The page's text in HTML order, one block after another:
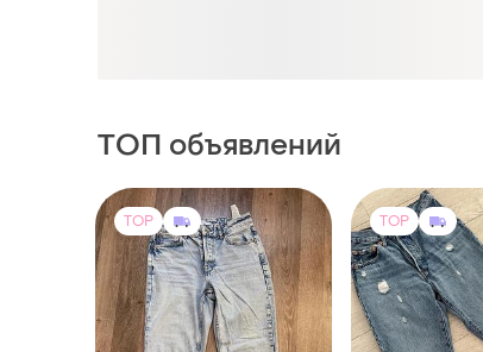
ТОП объявлений
TOP TOP